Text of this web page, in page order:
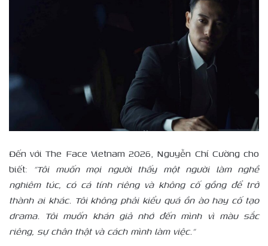
Đến với The Face Vietnam 2026, Nguyễn Chí Cường cho
biết: “Tôi muốn mọi người thấy một người làm nghề
nghiêm túc, có cá tính riêng và không cố gồng để trở
thành ai khác. Tôi không phải kiểu quá ồn ào hay cố tạo
drama. Tôi muốn khán giả nhớ đến mình vì màu sắc
riêng, sự chân thật và cách mình làm việc.”